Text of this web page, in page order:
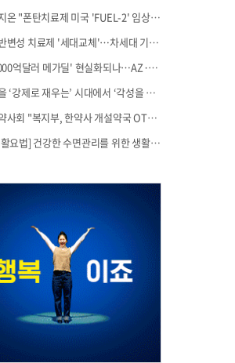
메지온 "폰탄치료제 미국 'FUEL-2' 임상 프로토콜 영국 승인"
황반변성 치료제 '세대교체'…차세대 기전 경쟁 본격화
'4000억달러 메가딜' 현실화되나…AZ·BMS 합병설에 글로벌 제약업계 촉각
잠을 ‘강제로 재우는’ 시대에서 ‘각성을 낮추는’ 시대로
한약사회 "복지부, 한약사 개설약국 OTC 공급 방해 더는 방관 말아야"
[생활요법] 건강한 수면관리를 위한 생활요법